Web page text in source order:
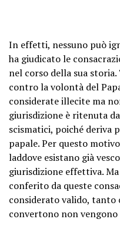
In effetti, nessuno può
ha giudicato le
nel corso della sua
contro la volontà del
considerate illecite ma
giurisdizione è ritenuta
scismatici, poiché deriva
papale. Per questo
laddove esistano già
giurisdizione effettiva.
conferito da queste
considerato valido, tanto
convertono non